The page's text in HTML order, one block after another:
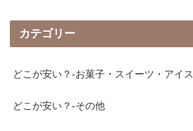
カテゴリー
どこが安い？-お菓子・スイーツ・アイス
どこが安い？-その他